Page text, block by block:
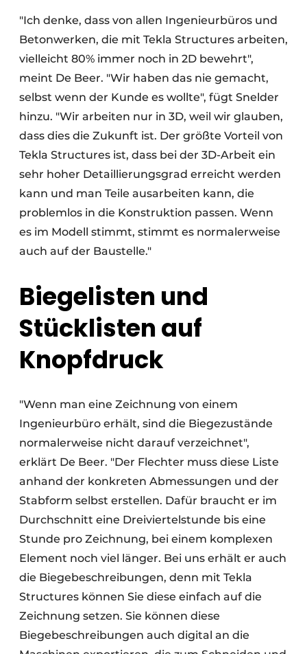
"Ich denke, dass von allen Ingenieurbüros und
Betonwerken, die mit Tekla Structures arbeiten,
vielleicht 80% immer noch in 2D bewehrt",
meint De Beer. "Wir haben das nie gemacht,
selbst wenn der Kunde es wollte", fügt Snelder
hinzu. "Wir arbeiten nur in 3D, weil wir glauben,
dass dies die Zukunft ist. Der größte Vorteil von
Tekla Structures ist, dass bei der 3D-Arbeit ein
sehr hoher Detaillierungsgrad erreicht werden
kann und man Teile ausarbeiten kann, die
problemlos in die Konstruktion passen. Wenn
es im Modell stimmt, stimmt es normalerweise
auch auf der Baustelle."
Biegelisten und
Stücklisten auf
Knopfdruck
"Wenn man eine Zeichnung von einem
Ingenieurbüro erhält, sind die Biegezustände
normalerweise nicht darauf verzeichnet",
erklärt De Beer. "Der Flechter muss diese Liste
anhand der konkreten Abmessungen und der
Stabform selbst erstellen. Dafür braucht er im
Durchschnitt eine Dreiviertelstunde bis eine
Stunde pro Zeichnung, bei einem komplexen
Element noch viel länger. Bei uns erhält er auch
die Biegebeschreibungen, denn mit Tekla
Structures können Sie diese einfach auf die
Zeichnung setzen. Sie können diese
Biegebeschreibungen auch digital an die